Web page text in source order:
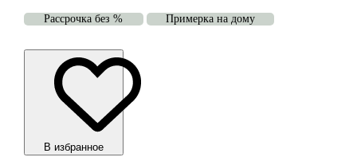
Рассрочка без % Примерка на дому
В избранноe